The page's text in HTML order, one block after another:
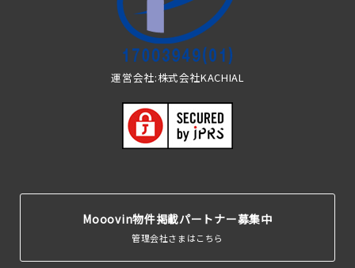
運営会社:株式会社KACHIAL
Mooovin物件掲載パートナー募集中
管理会社さまはこちら